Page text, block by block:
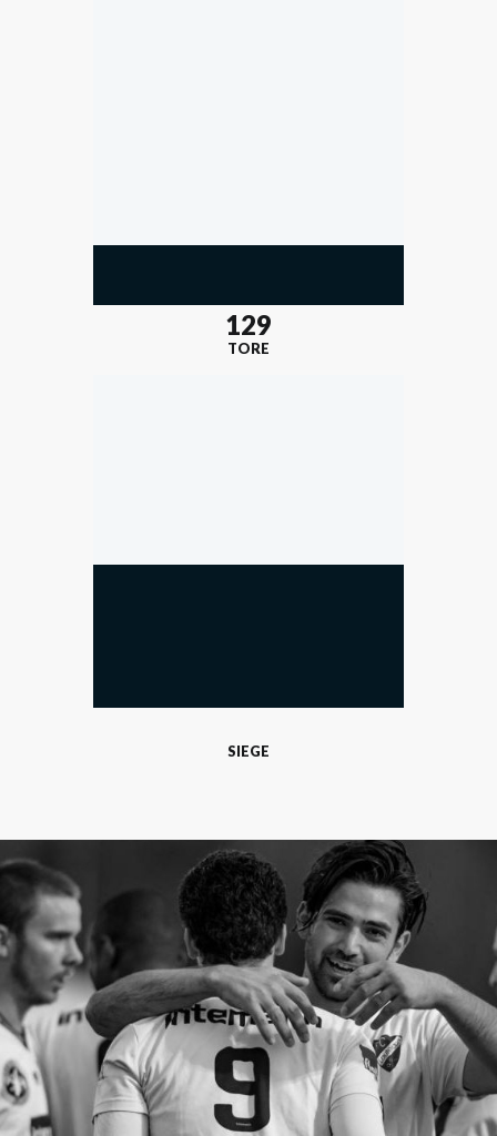
TORE
129
SIEGE